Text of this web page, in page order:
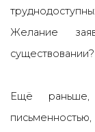
Желание
Ещё